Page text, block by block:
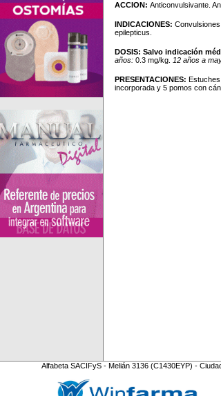
ACCION: Anticonvulsivante.
INDICACIONES:
epilepticus.
DOSIS: Salvo indicación
años: 0.3 mg/kg. 12 años a
PRESENTACIONES:
incorporada y 5 pomos con
Alfabeta SACIFyS - Melián 3136 (C1430EYP) -